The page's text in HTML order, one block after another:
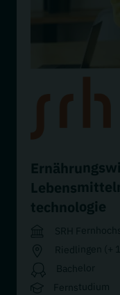
technologie
SRH
Riedlingen (+
Bachelor
Fernstudium